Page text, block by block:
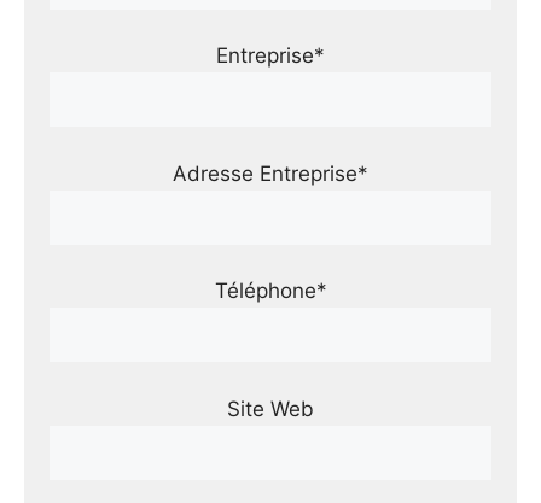
Entreprise*
Adresse Entreprise*
Téléphone*
Site Web